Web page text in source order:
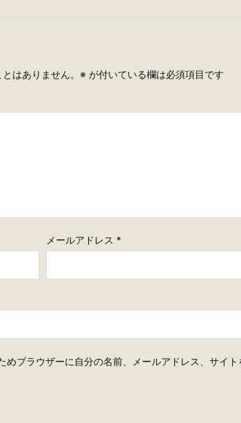
はありません。 ※ が付いている欄は必須項目です
メールアドレス *
めブラウザーに自分の名前、メールアドレス、サイト